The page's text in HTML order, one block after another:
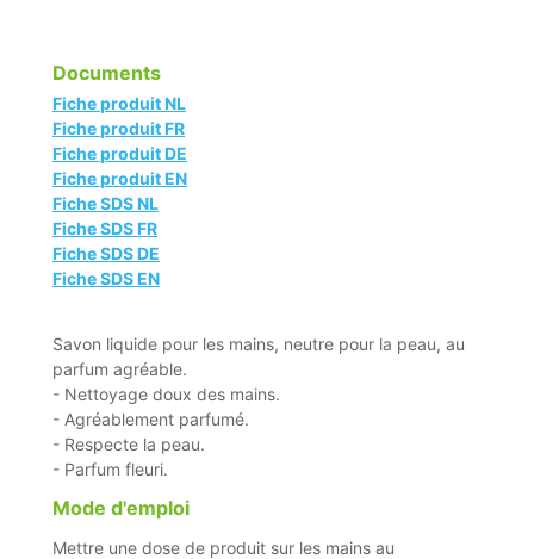
Documents
Fiche produit NL
Fiche produit FR
Fiche produit DE
Fiche produit EN
Fiche SDS NL
Fiche SDS FR
Fiche SDS DE
Fiche SDS EN
Savon liquide pour les mains, neutre pour la peau, au
parfum agréable.
- Nettoyage doux des mains.
- Agréablement parfumé.
- Respecte la peau.
- Parfum fleuri.
Mode d'emploi
Mettre une dose de produit sur les mains au